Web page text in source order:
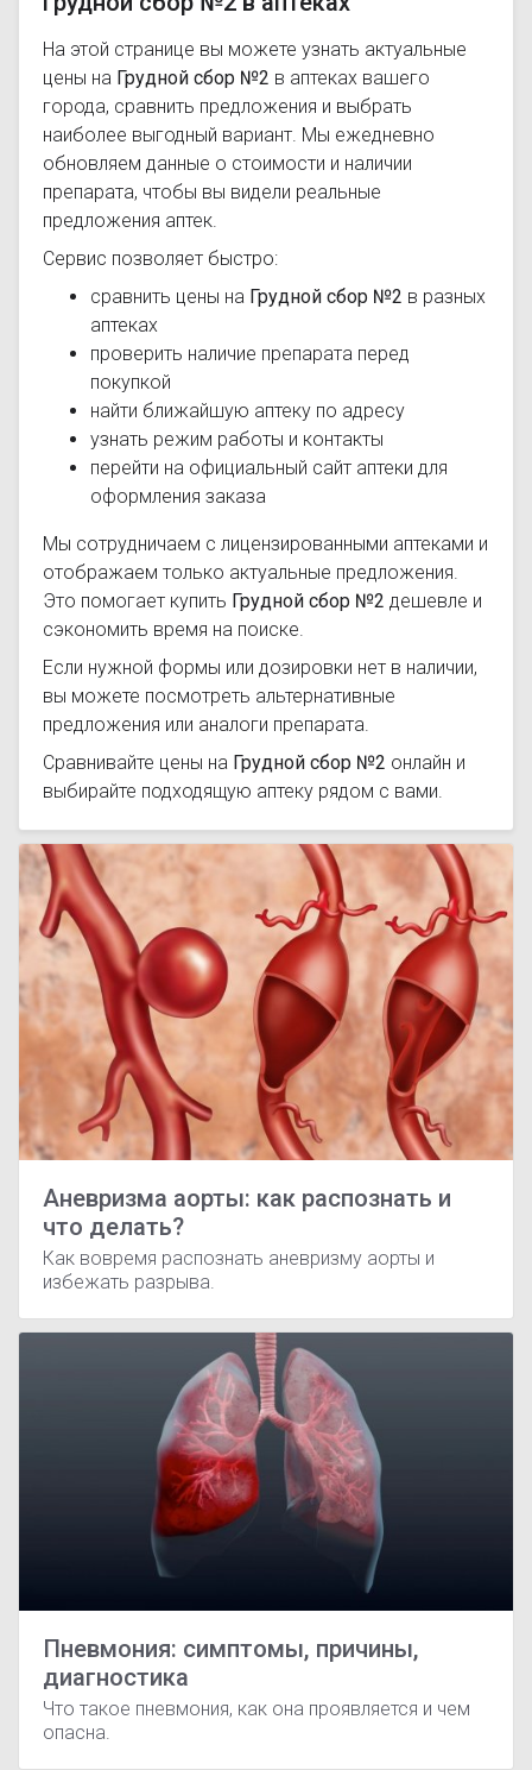
На этой странице вы можете узнать актуальные
цены на Грудной сбор №2 в аптеках вашего
города, сравнить предложения и выбрать
наиболее выгодный вариант. Мы ежедневно
обновляем данные о стоимости и наличии
препарата, чтобы вы видели реальные
предложения аптек.
Сервис позволяет быстро:
сравнить цены на Грудной сбор №2 в разных
аптеках
проверить наличие препарата перед
покупкой
найти ближайшую аптеку по адресу
узнать режим работы и контакты
перейти на официальный сайт аптеки для
оформления заказа
Мы сотрудничаем с лицензированными аптеками и
отображаем только актуальные предложения.
Это помогает купить Грудной сбор №2 дешевле и
сэкономить время на поиске.
Если нужной формы или дозировки нет в наличии,
вы можете посмотреть альтернативные
предложения или аналоги препарата.
Сравнивайте цены на Грудной сбор №2 онлайн и
выбирайте подходящую аптеку рядом с вами.
Аневризма аорты: как распознать и
что делать?
Как вовремя распознать аневризму аорты и
избежать разрыва.
Пневмония: симптомы, причины,
диагностика
Что такое пневмония, как она проявляется и чем
опасна.